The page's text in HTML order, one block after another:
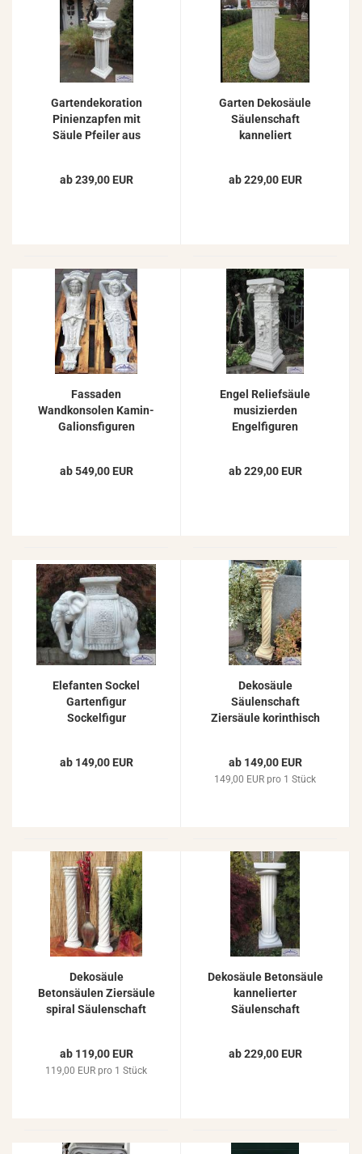
Gartendekoration
Pinienzapfen mit
Säule Pfeiler aus
101kg
ab 239,00 EUR
Garten Dekosäule
Säulenschaft
kanneliert
85cm
ab 229,00 EUR
Fassaden
Wandkonsolen Kamin-
Galionsfiguren
ab 549,00 EUR
Engel Reliefsäule
musizierden
Engelfiguren
ab 229,00 EUR
Elefanten Sockel
Gartenfigur
Sockelfigur
44cm 60kg S234
ab 149,00 EUR
Dekosäule
Säulenschaft
Ziersäule korinthisch
92cm
ab 149,00 EUR
149,00 EUR pro 1 Stück
Dekosäule
Betonsäulen Ziersäule
spiral Säulenschaft
ab 119,00 EUR
119,00 EUR pro 1 Stück
Dekosäule Betonsäule
kannelierter
Säulenschaft
ab 229,00 EUR